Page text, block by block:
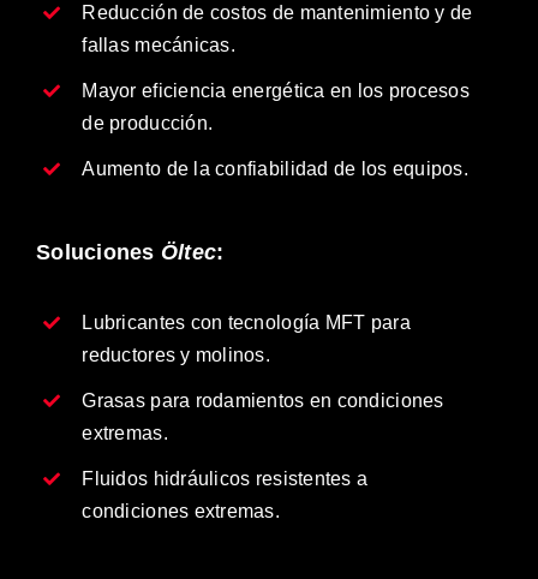
Reducción de costos de mantenimiento y de
fallas mecánicas.
Mayor eficiencia energética en los procesos
de producción.
Aumento de la confiabilidad de los equipos.
Soluciones Öltec:
Lubricantes con tecnología MFT para
reductores y molinos.
Grasas para rodamientos en condiciones
extremas.
Fluidos hidráulicos resistentes a
condiciones extremas.